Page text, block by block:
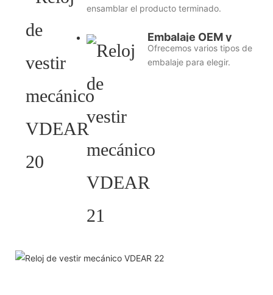
ensamblar el producto terminado.
Embalaje OEM y
ODM
Ofrecemos varios tipos de
embalaje para elegir.
HELP YOU BUILD YOUR
BRAND WATCH MORE